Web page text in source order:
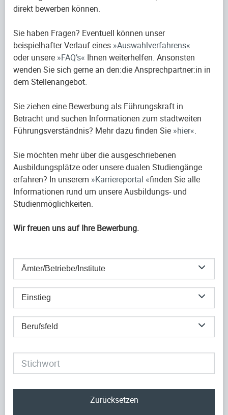
direkt bewerben können.
Sie haben Fragen? Eventuell können unser
beispielhafter Verlauf eines Auswahlverfahrens
oder unsere FAQ’s Ihnen weiterhelfen. Ansonsten
wenden Sie sich gerne an den:die Ansprechpartner:in in
dem Stellenangebot.
Sie ziehen eine Bewerbung als Führungskraft in
Betracht und suchen Informationen zum stadtweiten
Führungsverständnis? Mehr dazu finden Sie hier .
Sie möchten mehr über die ausgeschriebenen
Ausbildungsplätze oder unsere dualen Studiengänge
erfahren? In unserem
Karriereportal finden Sie alle
Informationen rund um unsere Ausbildungs- und
Studienmöglichkeiten.
Wir freuen uns auf Ihre Bewerbung.
Ämter/Betriebe/Institute
Einstieg
Berufsfeld
Zurücksetzen